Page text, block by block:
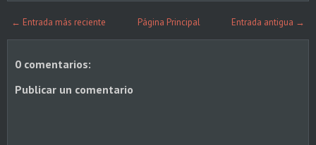
← Entrada más reciente Entrada antigua →
Página Principal
0 comentarios:
Publicar un comentario